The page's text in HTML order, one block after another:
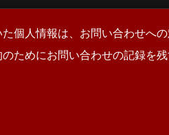
個人情報は、お問い合わせへ
ためにお問い合わせの記録を残